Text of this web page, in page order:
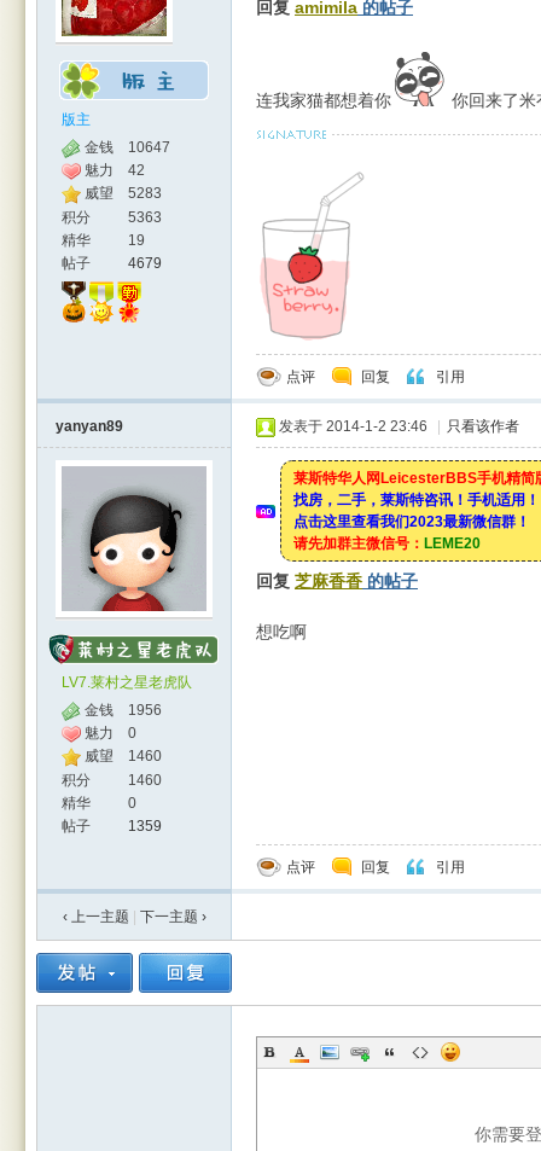
版主
金钱
10647
魅力
42
威望
5283
积分
5363
精华
19
帖子
4679
回复 amimila 的帖子
连我家猫都想着你 你回来了米
点评 回复 引用
yanyan89
LV7.莱村之星老虎队
金钱
1956
魅力
0
威望
1460
积分
1460
精华
0
帖子
1359
发表于 2014-1-2 23:46 只看该作者
莱斯特华人网LeicesterBBS手机精简
找房，二手，莱斯特咨讯！手机适用！
点击这里查看我们2023最新微信群！
请先加群主微信号： LEME20
回复 芝麻香香 的帖子
想吃啊
点评 回复 引用
‹ 上一主题 下一主题 ›
你需要